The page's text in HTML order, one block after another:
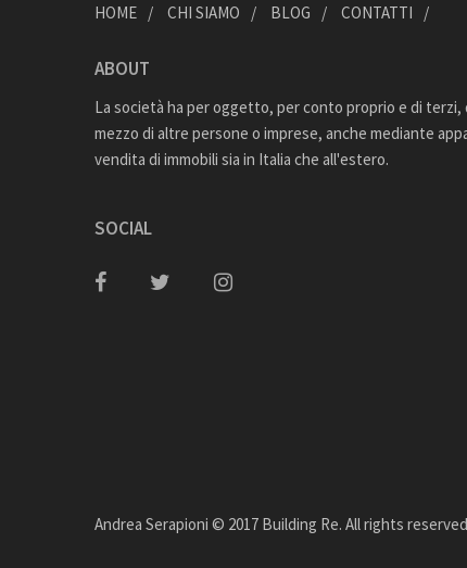
HOME CHI SIAMO BLOG CONTATTI
ABOUT
La società ha per oggetto, per conto proprio e di
mezzo di altre persone o imprese, anche mediante
vendita di immobili sia in Italia che all'estero.
SOCIAL
Andrea Serapioni © 2017 Building Re. All rights